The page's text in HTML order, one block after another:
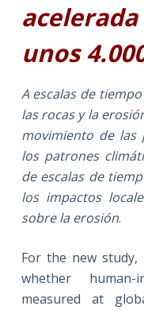
unos
A escalas de
las rocas y la
movimiento de las
los patrones
de escalas de
los impactos
sobre la erosión.
For the new study,
whether
measured at